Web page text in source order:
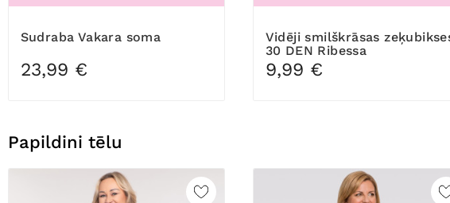
Sudraba Vakara soma
23,99 €
Vidēji smilškrāsas zeķubikses
30 DEN Ribessa
9,99 €
Papildini tēlu